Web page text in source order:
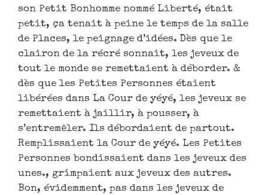
son Petit Bonhomme nommé Liberté, était
petit, ça tenait à peine le temps de la salle
de Places, le peignage d’idées. Dès que le
clairon de la récré sonnait, les jeveux de
tout le monde se remettaient à déborder. &
dès que les Petites Personnes étaient
libérées dans La Cour de yéyé, les jeveux se
remettaient à jaillir, à pousser, à
s’entremêler. Ils débordaient de partout.
Remplissaient la Cour de yéyé. Les Petites
Personnes bondissaient dans les jeveux des
unes., grimpaient aux jeveux des autres.
Bon, évidemment, pas dans les jeveux de